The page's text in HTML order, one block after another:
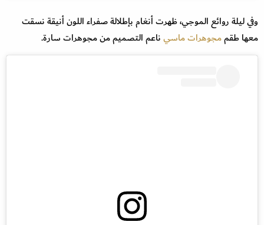
وفي ليلة روائع الموجي، ظهرت أنغام بإطلالة صفراء اللون أنيقة نسقت
معها طقممجوهرات ماسيناعم التصميم من مجوهرات سارة.